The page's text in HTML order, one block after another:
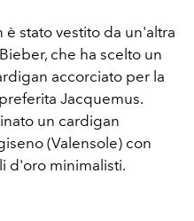
stato vestito da un'altra
che ha scelto un
accorciato per la
Jacquemus.
un cardigan
(Valensole) con
d'oro minimalisti.